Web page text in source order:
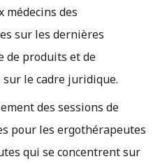
médecins des
sur les dernières
de produits et de
le cadre juridique.
des sessions de
pour les ergothérapeutes
qui se concentrent sur